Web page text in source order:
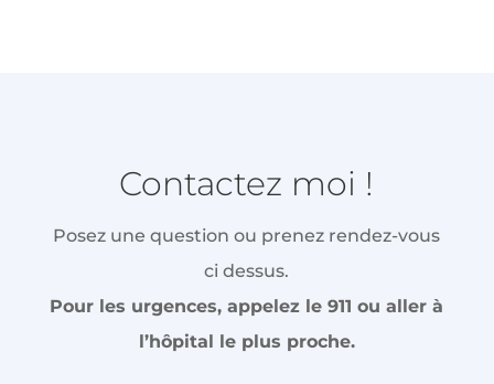
Contactez moi !
Posez une question ou prenez rendez-vous
ci dessus.
Pour les urgences, appelez le 911 ou aller à
l’hôpital le plus proche.